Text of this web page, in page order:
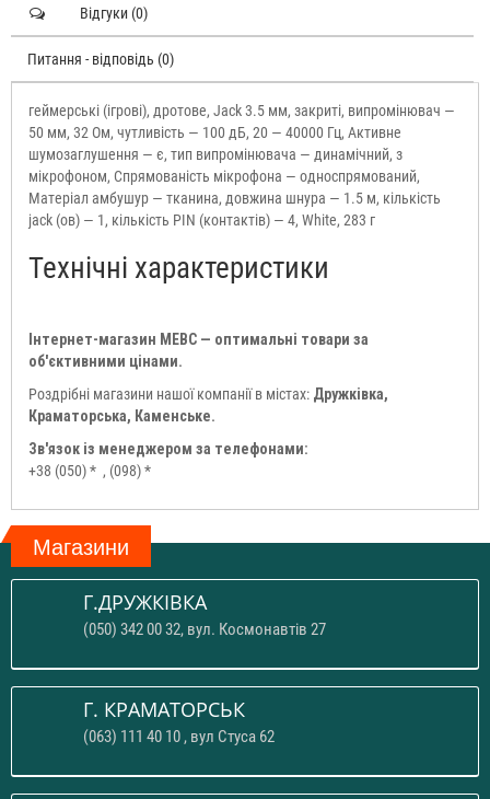
Відгуки (0)
Питання - відповідь (0)
геймерські (ігрові), дротове, Jack 3.5 мм, закриті, випромінювач —
50 мм, 32 Ом, чутливість — 100 дБ, 20 — 40000 Гц, Активне
шумозаглушення — є, тип випромінювача — динамічний, з
мікрофоном, Спрямованість мікрофона — односпрямований,
Матеріал амбушур — тканина, довжина шнура — 1.5 м, кількість
jack (ов) — 1, кількість PIN (контактів) — 4, White, 283 г
Технічні характеристики
Інтернет-магазин МЕВС — оптимальні товари за
об'єктивними цінами.
Роздрібні магазини нашої компанії в містах: Дружківка,
Краматорська, Каменське.
Зв'язок із менеджером за телефонами:
+38 (050) * , (098) *
Магазини
Г.ДРУЖКІВКА
(050) 342 00 32, вул. Космонавтів 27
Г. КРАМАТОРСЬК
(063) 111 40 10 , вул Стуса 62